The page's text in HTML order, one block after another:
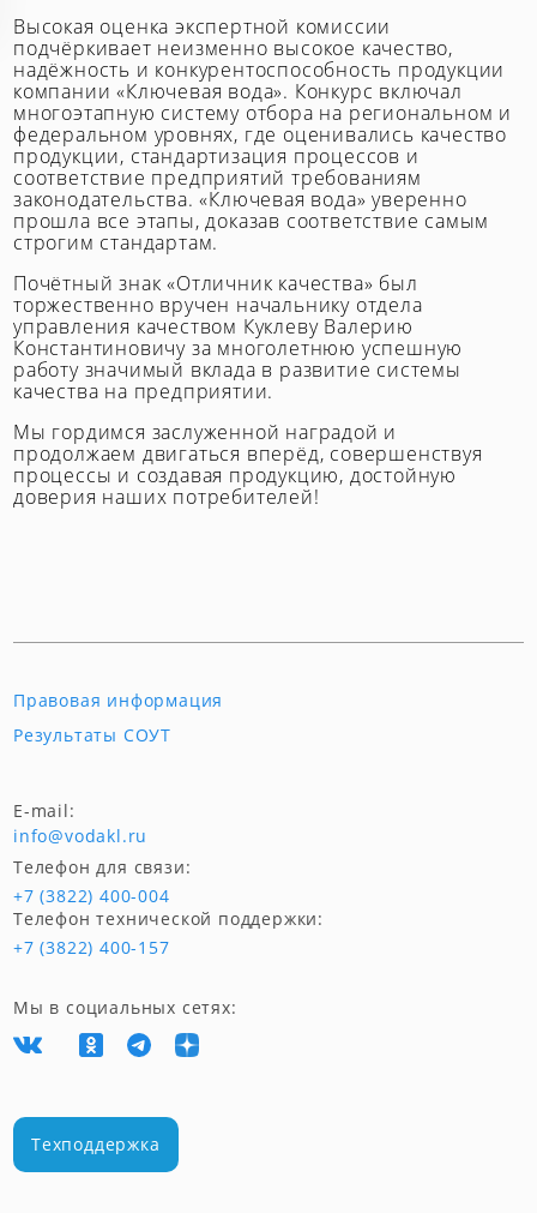
Высокая оценка экспертной комиссии
подчёркивает неизменно высокое качество,
надёжность и конкурентоспособность продукции
компании «Ключевая вода». Конкурс включал
многоэтапную систему отбора на региональном и
федеральном уровнях, где оценивались качество
продукции, стандартизация процессов и
соответствие предприятий требованиям
законодательства. «Ключевая вода» уверенно
прошла все этапы, доказав соответствие самым
строгим стандартам.
Почётный знак «Отличник качества» был
торжественно вручен начальнику отдела
управления качеством Куклеву Валерию
Константиновичу за многолетнюю успешную
работу значимый вклада в развитие системы
качества на предприятии.
Мы гордимся заслуженной наградой и
продолжаем двигаться вперёд, совершенствуя
процессы и создавая продукцию, достойную
доверия наших потребителей!
Правовая информация
Результаты СОУТ
Телефон для связи:
+7 (3822) 400-004
Телефон технической поддержки:
+7 (3822) 400-157
E-mail:
info@vodakl.ru
Мы в социальных сетях:
Техподдержка